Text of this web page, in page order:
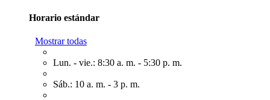
Horario estándar
Mostrar todas
Lun. - vie.: 8:30 a. m. - 5:30 p. m.
Sáb.: 10 a. m. - 3 p. m.